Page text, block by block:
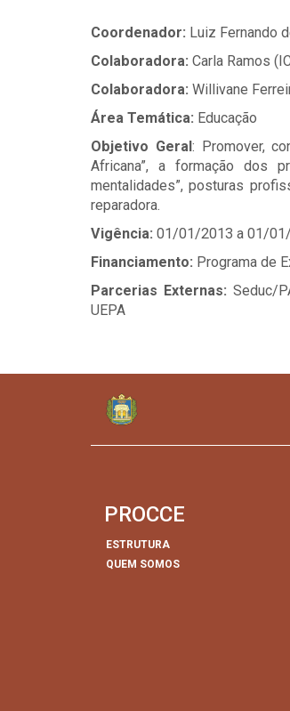
Coordenador: Luiz Fernando
Colaboradora: Carla Ramos
Colaboradora: Willivane
Área Temática: Educação
Objetivo Geral: Promover,
Africana”, a formação dos
mentalidades”, posturas
reparadora.
Vigência: 01/01/2013 a 01/
Financiamento: Programa de
Parcerias Externas: Seduc/
UEPA
PROCCE
ESTRUTURA
QUEM SOMOS